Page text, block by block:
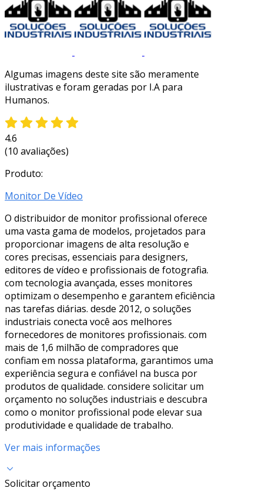
Algumas imagens deste site são meramente
ilustrativas e foram geradas por I.A para
Humanos.
4.6
(10 avaliações)
Produto:
Monitor De Vídeo
O distribuidor de monitor profissional oferece
uma vasta gama de modelos, projetados para
proporcionar imagens de alta resolução e
cores precisas, essenciais para designers,
editores de vídeo e profissionais de fotografia.
com tecnologia avançada, esses monitores
optimizam o desempenho e garantem eficiência
nas tarefas diárias. desde 2012, o soluções
industriais conecta você aos melhores
fornecedores de monitores profissionais. com
mais de 1,6 milhão de compradores que
confiam em nossa plataforma, garantimos uma
experiência segura e confiável na busca por
produtos de qualidade. considere solicitar um
orçamento no soluções industriais e descubra
como o monitor profissional pode elevar sua
produtividade e qualidade de trabalho.
Ver mais informações
Solicitar orçamento